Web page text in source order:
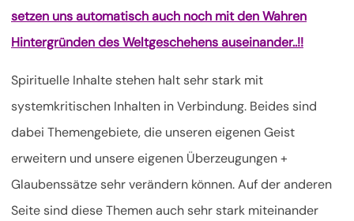
setzen uns automatisch auch noch mit den Wahren
Hintergründen des Weltgeschehens auseinander..!!
Spirituelle Inhalte stehen halt sehr stark mit
systemkritischen Inhalten in Verbindung. Beides sind
dabei Themengebiete, die unseren eigenen Geist
erweitern und unsere eigenen Überzeugungen +
Glaubenssätze sehr verändern können. Auf der anderen
Seite sind diese Themen auch sehr stark miteinander